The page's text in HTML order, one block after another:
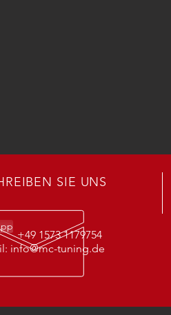
SIE UNS
+49 1573 1179754
info@mc-tuning.de